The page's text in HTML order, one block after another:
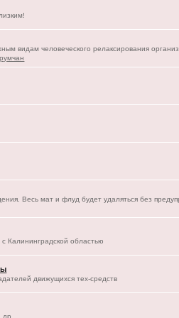
видам человеческого релаксирования
Весь мат и флуд будет удаляться без
Калининградской областью
движущихся тех-средств